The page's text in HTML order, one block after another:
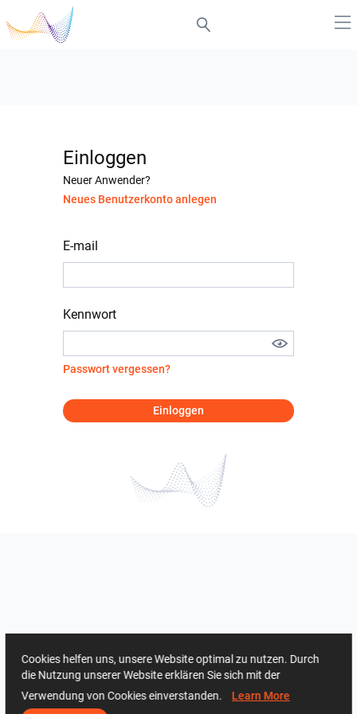
Einloggen
Neuer Anwender?
Neues Benutzerkonto anlegen
E-mail
Kennwort
Passwort vergessen?
Einloggen
Cookies helfen uns, unsere Website optimal zu nutzen. Durch
die Nutzung unserer Website erklären Sie sich mit der
Verwendung von Cookies einverstanden. Learn More